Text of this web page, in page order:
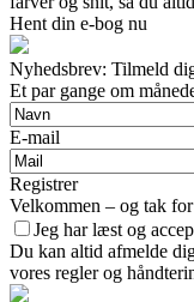
Hent din e-bog nu
Nyhedsbrev: Tilmeld
Et par gange om
E-mail
Registrer
Velkommen – og tak
Jeg har læst og
Du kan altid afmelde
vores regler og